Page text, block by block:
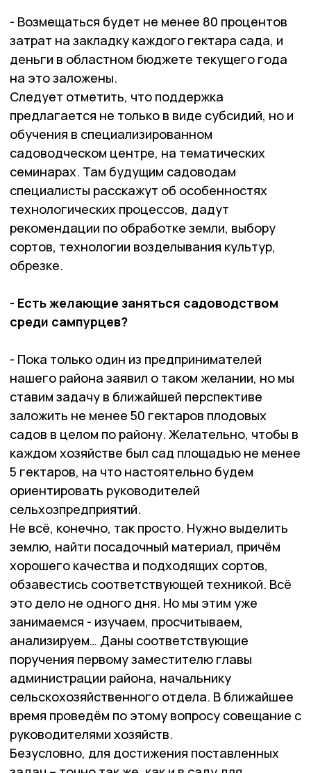
- Возмещаться будет не менее 80 процентов
затрат на закладку каждого гектара сада, и
деньги в областном бюджете текущего года
на это заложены.
Следует отметить, что поддержка
предлагается не только в виде субсидий, но и
обучения в специализированном
садоводческом центре, на тематических
семинарах. Там будущим садоводам
специалисты расскажут об особенностях
технологических процессов, дадут
рекомендации по обработке земли, выбору
сортов, технологии возделывания культур,
обрезке.
- Есть желающие заняться садоводством
среди сампурцев?
- Пока только один из предпринимателей
нашего района заявил о таком желании, но мы
ставим задачу в ближайшей перспективе
заложить не менее 50 гектаров плодовых
садов в целом по району. Желательно, чтобы в
каждом хозяйстве был сад площадью не менее
5 гектаров, на что настоятельно будем
ориентировать руководителей
сельхозпредприятий.
Не всё, конечно, так просто. Нужно выделить
землю, найти посадочный материал, причём
хорошего качества и подходящих сортов,
обзавестись соответствующей техникой. Всё
это дело не одного дня. Но мы этим уже
занимаемся - изучаем, просчитываем,
анализируем… Даны соответствующие
поручения первому заместителю главы
администрации района, начальнику
сельскохозяйственного отдела. В ближайшее
время проведём по этому вопросу совещание с
руководителями хозяйств.
Безусловно, для достижения поставленных